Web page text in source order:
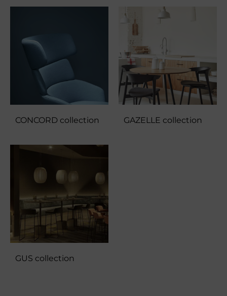
CONCORD collection GAZELLE collection
GUS collection